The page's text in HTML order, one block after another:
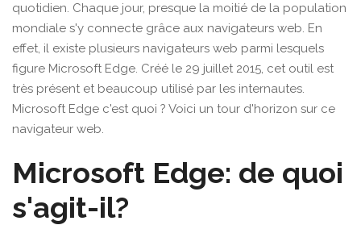
quotidien. Chaque jour, presque la moitié de la population
mondiale s'y connecte grâce aux navigateurs web. En
effet, il existe plusieurs navigateurs web parmi lesquels
figure Microsoft Edge. Créé le 29 juillet 2015, cet outil est
très présent et beaucoup utilisé par les internautes.
Microsoft Edge c'est quoi ? Voici un tour d'horizon sur ce
navigateur web.
Microsoft Edge: de quoi
s'agit-il?